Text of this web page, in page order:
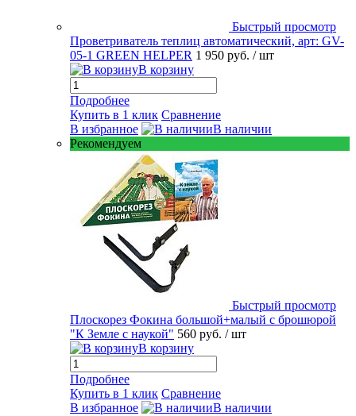
Быстрый просмотр
Проветриватель теплиц автоматический, арт: GV-
05-1 GREEN HELPER 1 950 руб. / шт
В корзину
Подробнее
Купить в 1 клик Сравнение
В избранное
В наличии
Рекомендуем
Быстрый просмотр
Плоскорез Фокина большой+малый с брошюрой
"К Земле с наукой" 560 руб. / шт
В корзину
Подробнее
Купить в 1 клик Сравнение
В избранное
В наличии